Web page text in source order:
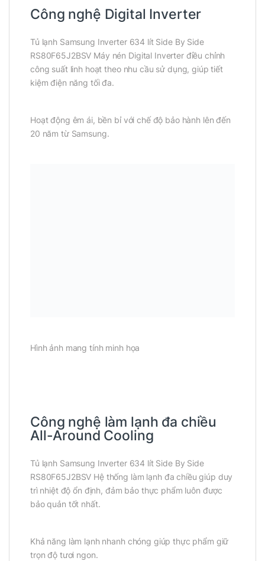
Công nghệ Digital Inverter
Tủ lạnh Samsung Inverter 634 lít Side By Side
RS80F65J2BSV Máy nén Digital Inverter điều chỉnh
công suất linh hoạt theo nhu cầu sử dụng, giúp tiết
kiệm điện năng tối đa.
Hoạt động êm ái, bền bỉ với chế độ bảo hành lên đến
20 năm từ Samsung.
Hình ảnh mang tính minh họa
Công nghệ làm lạnh đa chiều
All-Around Cooling
Tủ lạnh Samsung Inverter 634 lít Side By Side
RS80F65J2BSV Hệ thống làm lạnh đa chiều giúp duy
trì nhiệt độ ổn định, đảm bảo thực phẩm luôn được
bảo quản tốt nhất.
Khả năng làm lạnh nhanh chóng giúp thực phẩm giữ
trọn độ tươi ngon.